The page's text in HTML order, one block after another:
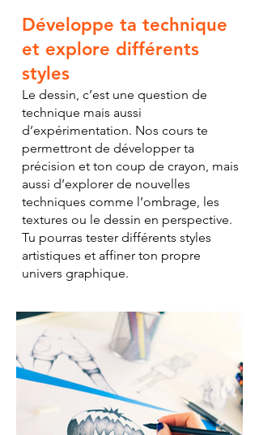
Développe ta technique
et explore différents
styles
Le dessin, c’est une question de
technique mais aussi
d’expérimentation. Nos cours te
permettront de développer ta
précision et ton coup de crayon, mais
aussi d’explorer de nouvelles
techniques comme l’ombrage, les
textures ou le dessin en perspective.
Tu pourras tester différents styles
artistiques et affiner ton propre
univers graphique.